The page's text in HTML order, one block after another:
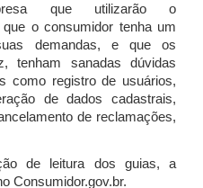
que utilizarão o
o consumidor tenha um
demandas, e que os
tenham sanadas dúvidas
como registro de usuários,
de dados cadastrais,
de reclamações,
de leitura dos guias, a
Consumidor.gov.br.